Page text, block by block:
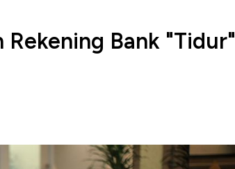
Rekening Bank "Tidur"